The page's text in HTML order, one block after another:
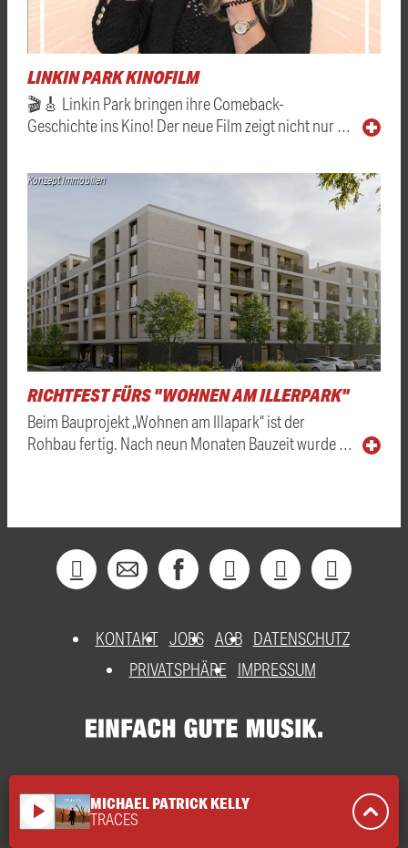
LINKIN PARK KINOFILM
🎬🎸 Linkin Park bringen ihre Comeback-
Geschichte ins Kino! Der neue Film zeigt nicht nur …
Konzept Immobilien
RICHTFEST FÜRS "WOHNEN AM ILLERPARK"
Beim Bauprojekt „Wohnen am Illapark“ ist der
Rohbau fertig. Nach neun Monaten Bauzeit wurde …
KONTAKT JOBS AGB DATENSCHUTZ
PRIVATSPHÄRE
IMPRESSUM
play_arrow MICHAEL PATRICK KELLY
TRACES